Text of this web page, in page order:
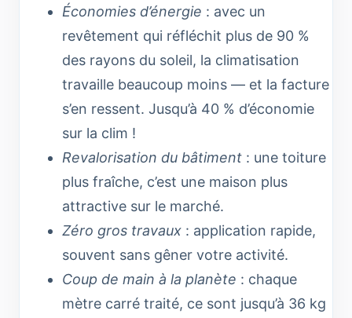
Économies d’énergie : avec un
revêtement qui réfléchit plus de 90 %
des rayons du soleil, la climatisation
travaille beaucoup moins — et la facture
s’en ressent. Jusqu’à 40 % d’économie
sur la clim !
Revalorisation du bâtiment : une toiture
plus fraîche, c’est une maison plus
attractive sur le marché.
Zéro gros travaux : application rapide,
souvent sans gêner votre activité.
Coup de main à la planète : chaque
mètre carré traité, ce sont jusqu’à 36 kg